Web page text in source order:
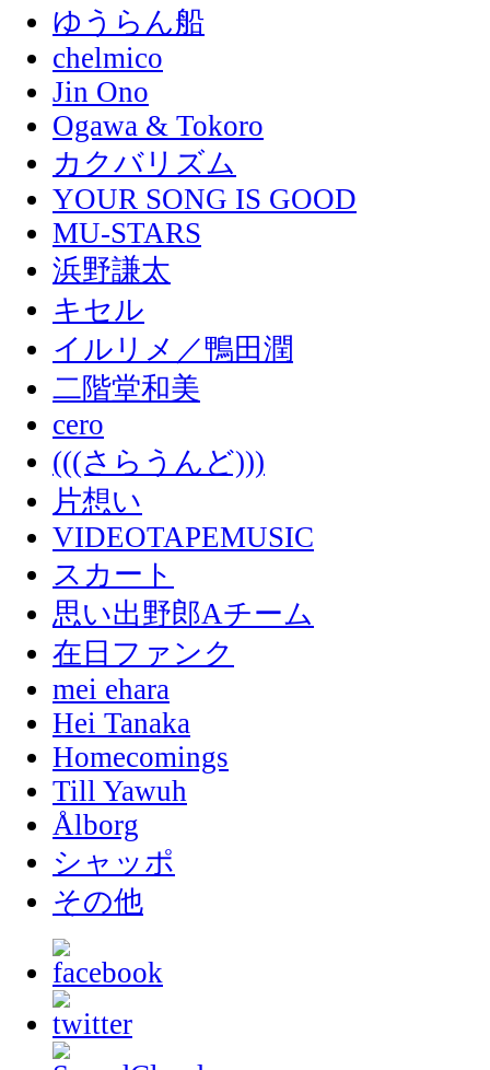
ゆうらん船
chelmico
Jin Ono
Ogawa & Tokoro
カクバリズム
YOUR SONG IS GOOD
MU-STARS
浜野謙太
キセル
イルリメ／鴨田潤
二階堂和美
cero
(((さらうんど)))
片想い
VIDEOTAPEMUSIC
スカート
思い出野郎Aチーム
在日ファンク
mei ehara
Hei Tanaka
Homecomings
Till Yawuh
Ålborg
シャッポ
その他